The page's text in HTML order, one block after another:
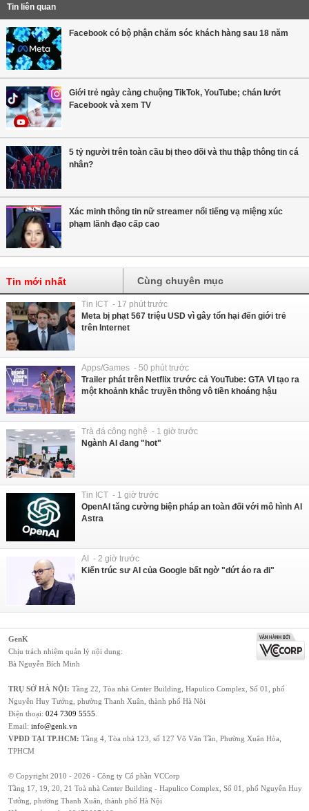
Tin liên quan
Facebook có bộ phận chăm sóc khách hàng sau 18 năm
Giới trẻ ngày càng chuộng TikTok, YouTube; chán lướt
Facebook và xem TV
5 tỷ người trên toàn cầu bị theo dõi và thu thập thông tin cá
nhân?
Xác minh thông tin nữ streamer nổi tiếng vạ miệng xúc
phạm lãnh đạo cấp cao
Tin mới nhất Cùng chuyên mục
Tin ICT - 17 phút trước
Meta bị phạt 567 triệu USD vì gây tổn hại đến giới trẻ
trên Internet
Apps/Games - 50 phút trước
Trailer phát trên Netflix trước cả YouTube: GTA VI tạo ra
một khoảnh khắc truyền thông vô tiền khoáng hậu
Trà đá công nghệ - 1 giờ trước
Ngành AI đang "hot"
Tin ICT - 1 giờ trước
OpenAI tăng cường biện pháp an toàn đối với mô hình AI
Astra
AI - 2 giờ trước
Kiến trúc sư AI của Google bất ngờ "dứt áo ra đi"
GenK
Chịu trách nhiệm quản lý nội dung:
Bà Nguyễn Bích Minh
TRỤ SỞ HÀ NỘI: Tầng 22, Tòa nhà Center Building, Hapulico Complex, Số 01, phố
Nguyễn Huy Tưởng, phường Thanh Xuân, thành phố Hà Nội
Điện thoại: 024 7309 5555
Email: info@genk.vn
VPĐD TẠI TP.HCM: Tầng 4, Tòa nhà 123, số 127 Võ Văn Tần, Phường Xuân Hòa,
TPHCM
© Copyright 2010 - 2026 - Công ty Cổ phần VCCorp
Tầng 17, 19, 20, 21 Toà nhà Center Building - Hapulico Complex, Số 01, phố Nguyễn Huy
Tưởng, phường Thanh Xuân, thành phố Hà Nội